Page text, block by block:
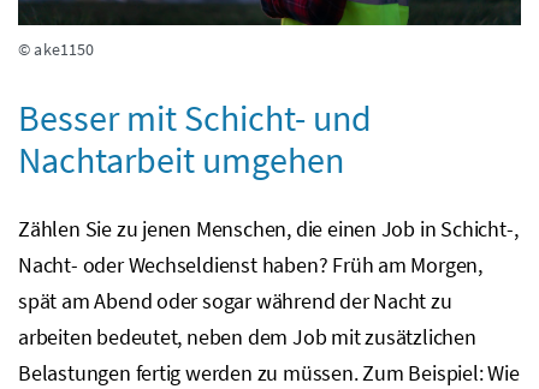
© ake1150
Besser mit Schicht- und
Nachtarbeit umgehen
Zählen Sie zu jenen Menschen, die einen Job in Schicht-,
Nacht- oder Wechseldienst haben? Früh am Morgen,
spät am Abend oder sogar während der Nacht zu
arbeiten bedeutet, neben dem Job mit zusätzlichen
Belastungen fertig werden zu müssen. Zum Beispiel: Wie